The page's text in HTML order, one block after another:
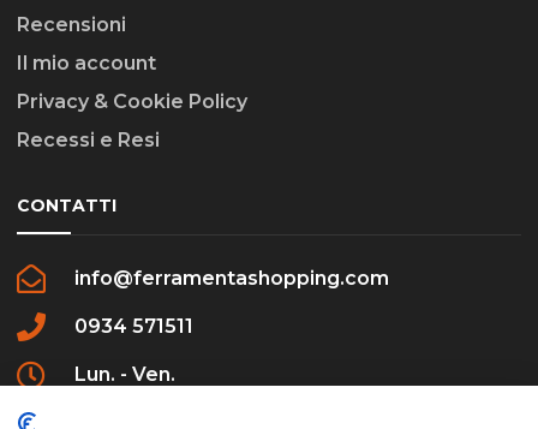
Recensioni
Il mio account
Privacy & Cookie Policy
Recessi e Resi
CONTATTI
info@ferramentashopping.com
0934 571511
Lun. - Ven.